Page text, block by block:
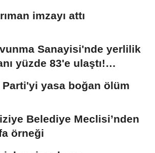
imzayı attı
Sanayisi'nde yerlilik
yüzde 83'e ulaştı!
da...
Parti'yi yasa boğan ölüm
Belediye Meclisi’nden
örneği